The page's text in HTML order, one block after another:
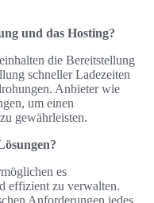
und das Hosting?
die Bereitstellung
schneller Ladezeiten
Anbieter wie
um einen
gewährleisten.
es
effizient zu verwalten.